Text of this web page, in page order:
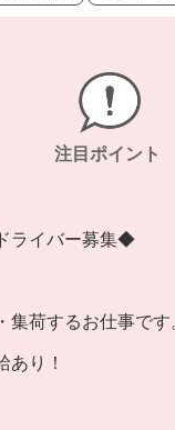
注目ポイント
ライバー募集◆
荷するお仕事です。
あり！